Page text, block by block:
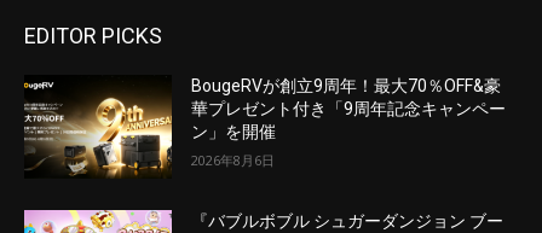
EDITOR PICKS
BougeRVが創立9周年！最大70％OFF&豪
華プレゼント付き「9周年記念キャンペー
ン」を開催
2026年8月6日
『バブルボブル シュガーダンジョン ブー